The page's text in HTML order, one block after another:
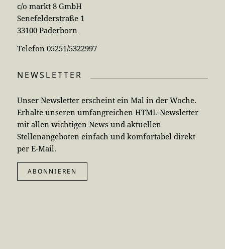
c/o markt 8 GmbH
Senefelderstraße 1
33100 Paderborn
Telefon 05251/5322997
NEWSLETTER
Unser Newsletter erscheint ein Mal in der Woche.
Erhalte unseren umfangreichen HTML-Newsletter
mit allen wichtigen News und aktuellen
Stellenangeboten einfach und komfortabel direkt
per E-Mail.
ABONNIEREN